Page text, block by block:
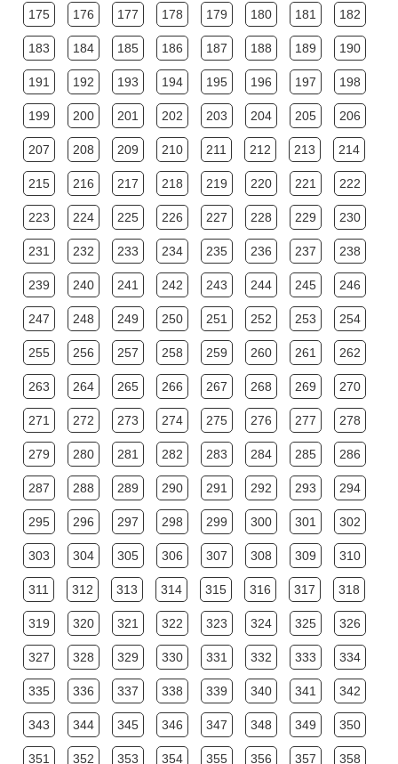
175 176 177 178 179 180 181 182
183 184 185 186 187 188 189 190
191 192 193 194 195 196 197 198
199 200 201 202 203 204 205 206
207 208 209 210 211 212 213 214
215 216 217 218 219 220 221 222
223 224 225 226 227 228 229 230
231 232 233 234 235 236 237 238
239 240 241 242 243 244 245 246
247 248 249 250 251 252 253 254
255 256 257 258 259 260 261 262
263 264 265 266 267 268 269 270
271 272 273 274 275 276 277 278
279 280 281 282 283 284 285 286
287 288 289 290 291 292 293 294
295 296 297 298 299 300 301 302
303 304 305 306 307 308 309 310
311 312 313 314 315 316 317 318
319 320 321 322 323 324 325 326
327 328 329 330 331 332 333 334
335 336 337 338 339 340 341 342
343 344 345 346 347 348 349 350
351 352 353 354 355 356 357 358